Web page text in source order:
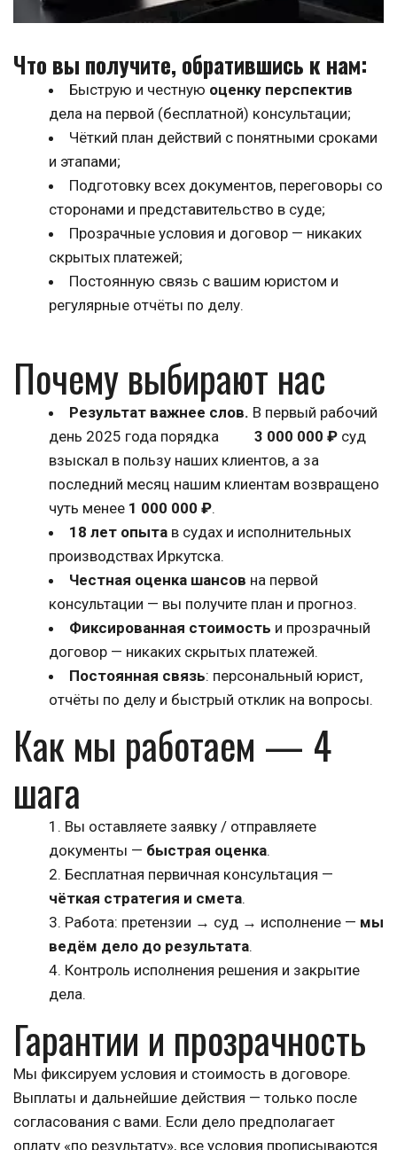
Что вы получите, обратившись к нам:
Быструю и честную оценку перспектив
дела на первой (бесплатной) консультации;
Чёткий план действий с понятными сроками
и этапами;
Подготовку всех документов, переговоры со
сторонами и представительство в суде;
Прозрачные условия и договор — никаких
скрытых платежей;
Постоянную связь с вашим юристом и
регулярные отчёты по делу.
Почему выбирают нас
Результат важнее слов. В первый рабочий
день 2025 года порядка 3 000 000 ₽ суд
взыскал в пользу наших клиентов, а за
последний месяц нашим клиентам возвращено
чуть менее 1 000 000 ₽.
18 лет опыта в судах и исполнительных
производствах Иркутска.
Честная оценка шансов на первой
консультации — вы получите план и прогноз.
Фиксированная стоимость и прозрачный
договор — никаких скрытых платежей.
Постоянная связь: персональный юрист,
отчёты по делу и быстрый отклик на вопросы.
Как мы работаем — 4
шага
Вы оставляете заявку / отправляете
документы — быстрая оценка.
чёткая стратегия и смета.
Работа: претензии → суд → исполнение — мы
ведём дело до результата.
Контроль исполнения решения и закрытие
дела.
Гарантии и прозрачность
Мы фиксируем условия и стоимость в договоре.
Выплаты и дальнейшие действия — только после
согласования с вами. Если дело предполагает
оплату «по результату», все условия прописываются